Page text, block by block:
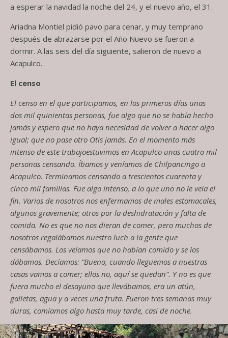
a esperar la navidad la noche del 24, y el nuevo año, el 31.
Ariadna Montiel pidió pavo para cenar, y muy temprano
después de abrazarse por el Año Nuevo se fueron a
dormir. A las seis del día siguiente, salieron de nuevo a
Acapulco.
El censo
El censo en el que participamos, en los primeros días unas
dos mil quinientas personas, fue algo que no se había hecho
jamás y espero que no haya necesidad de volver a hacer algo
igual; que no pase otro Otis jamás. En el momento más
intenso de este trabajoestuvimos en Acapulco unas cuatro mil
personas censando. Íbamos y veníamos de Chilpancingo a
Acapulco. Terminamos censando a trescientos cuarenta y
cinco mil familias. Fue algo intenso, a lo que uno no le veía el
fin. Varios de nosotros nos enfermamos de males estomacales,
algunos gravemente; otros por la deshidratación y falta de
comida. No es que no nos dieran de comer, pero muchos de
nosotros regalábamos nuestro luch a la gente que
censábamos. Los veíamos que no habían comido y se los
dábamos. Decíamos: “Bueno, cuando lleguemos a nuestras
casas vamos a comer; ellos no, aquí se quedan”. Yno es que
fuera mucho el desayuno que llevábamos, era un atún,
galletas, agua y a veces una fruta. Fueron tres semanas muy
duras, comíamos algo hasta muy tarde, casi de noche.